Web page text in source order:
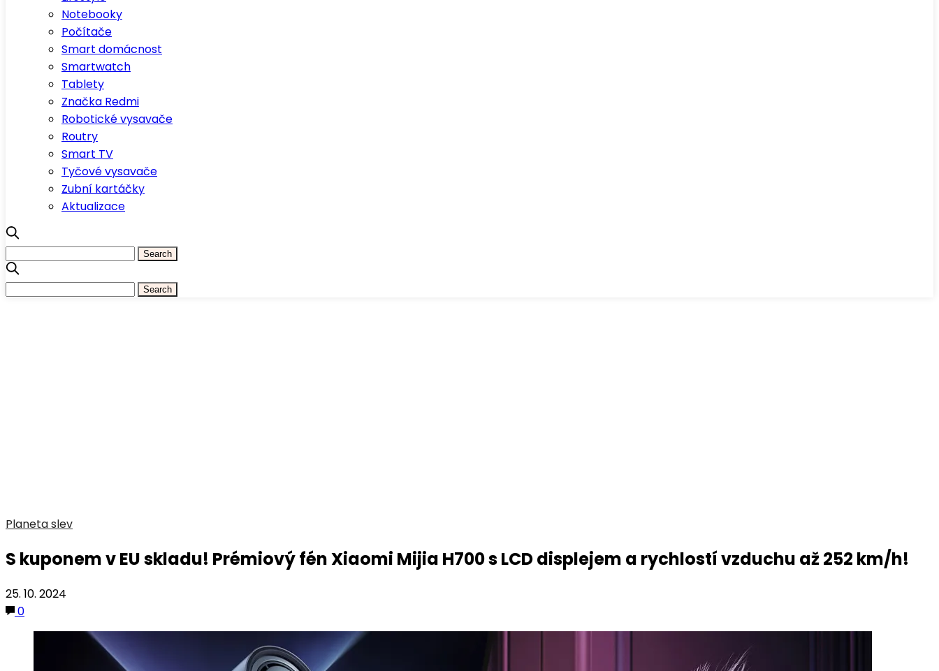
Notebooky
Počítače
Smart domácnost
Smartwatch
Tablety
Značka Redmi
Robotické vysavače
Routry
Smart TV
Tyčové vysavače
Zubní kartáčky
Aktualizace
Planeta slev
S kuponem v EU skladu! Prémiový fén Xiaomi Mijia H700 s LCD displejem a rychlostí vzduchu až 252 km/h!
25. 10. 2024
0